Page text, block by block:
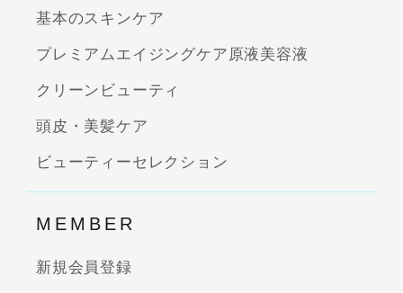
基本のスキンケア
プレミアムエイジングケア原液美容液
クリーンビューティ
頭皮・美髪ケア
ビューティーセレクション
MEMBER
新規会員登録